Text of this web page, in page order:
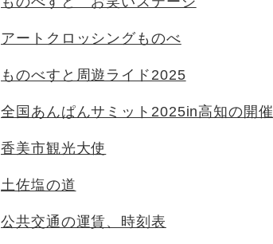
アートクロッシングものべ
ものべすと周遊ライド2025
全国あんぱんサミット2025in高知の開催
香美市観光大使
土佐塩の道
公共交通の運賃、時刻表